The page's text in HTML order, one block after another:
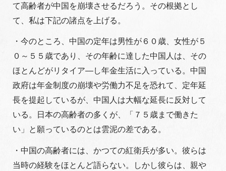
て高齢者が中国を崩壊させるだろう。その根拠とし
て、私は下記の諸点を上げる。
・今のところ、中国の定年は男性が６０歳、女性が５
０～５５歳であり、その年齢に達した中国人は、その
ほとんどがリタイア―し年金生活に入っている。中国
政府は年金制度の崩壊や労働力不足を恐れて、定年延
長を提起しているが、中国人は大幅な延長に反対して
いる。日本の高齢者の多くが、「７５歳まで働きた
い」と願っているのとは雲泥の差である。
・中国の高齢者には、かつての紅衛兵が多い。彼らは
当時の経験をほとんど語らない。しかし彼らは、親や